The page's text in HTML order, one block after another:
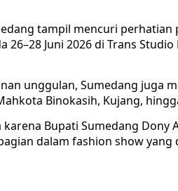
tampil mencuri perhatian
26–28 Juni 2026 di Trans
unggulan, Sumedang juga
Binokasih, Kujang,
Bupati Sumedang Dony
dalam fashion show